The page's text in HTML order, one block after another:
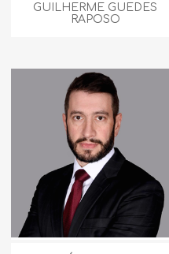
GUILHERME GUEDES
RAPOSO